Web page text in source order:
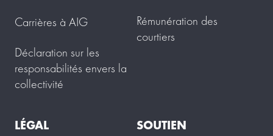
Carrières à AIG
Déclaration sur les
responsabilités envers la
collectivité
Rémunération des
courtiers
LÉGAL
SOUTIEN